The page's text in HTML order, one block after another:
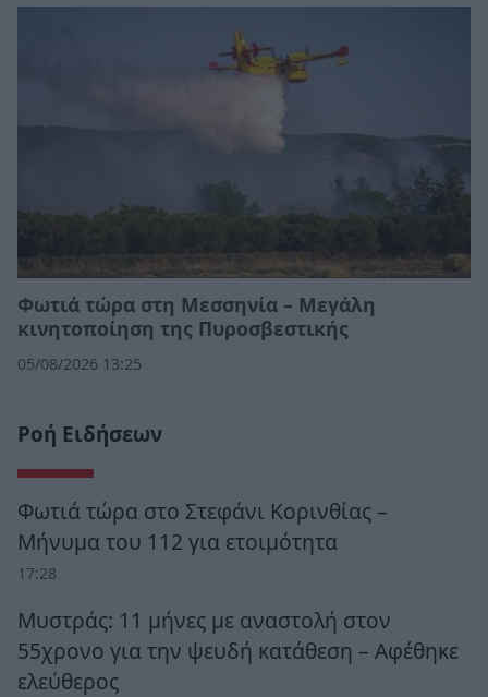
Φωτιά τώρα στη Μεσσηνία – Μεγάλη
κινητοποίηση της Πυροσβεστικής
05/08/2026 13:25
Ροή Ειδήσεων
Φωτιά τώρα στο Στεφάνι Κορινθίας –
Μήνυμα του 112 για ετοιμότητα
17:28
Μυστράς: 11 μήνες με αναστολή στον
55χρονο για την ψευδή κατάθεση – Αφέθηκε
ελεύθερος